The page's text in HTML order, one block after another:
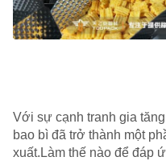
Với sự cạnh tranh gia
bao bì đã trở thành một
xuất.Làm thế nào để đáp